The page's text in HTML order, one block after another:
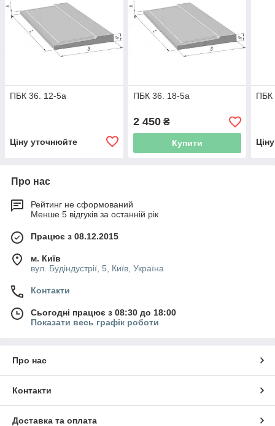
ПБК 36. 12-5а
Ціну уточнюйте
ПБК 36. 18-5а
2 450₴
Купити
ПБК
Про нас
Рейтинг не сформований
Менше 5 відгуків за останній рік
Працює з 08.12.2015
м. Київ
вул. Будіндустрії, 5, Київ, Україна
Контакти
Сьогодні працює з 08:30 до 18:00
Показати весь графік роботи
Про нас
Контакти
Доставка та оплата